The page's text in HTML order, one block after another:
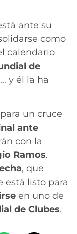
ante su
como
calendario
de
y él la ha
un cruce
ante
con la
Ramos.
, que
está listo para
en uno de
de Clubes.